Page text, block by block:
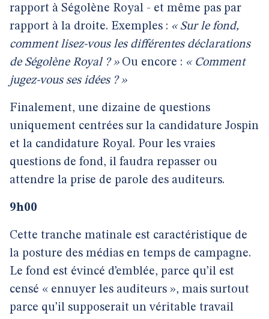
rapport à Ségolène Royal - et même pas par
rapport à la droite. Exemples : « Sur le fond,
comment lisez-vous les différentes déclarations
de Ségolène Royal ? » Ou encore : « Comment
jugez-vous ses idées ? »
Finalement, une dizaine de questions
uniquement centrées sur la candidature Jospin
et la candidature Royal. Pour les vraies
questions de fond, il faudra repasser ou
attendre la prise de parole des auditeurs.
9h00
Cette tranche matinale est caractéristique de
la posture des médias en temps de campagne.
Le fond est évincé d’emblée, parce qu’il est
censé « ennuyer les auditeurs », mais surtout
parce qu’il supposerait un véritable travail